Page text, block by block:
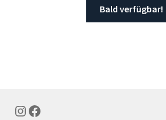
Bald verfügbar!
Instagram
Facebook